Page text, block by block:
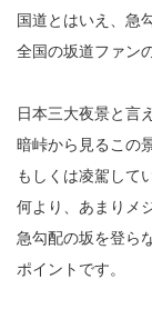
国道とはいえ、急
全国の坂道ファン
日本三大夜景と言
暗峠から見るこの
もしくは凌駕して
何より、あまりメ
急勾配の坂を登ら
ポイントです。